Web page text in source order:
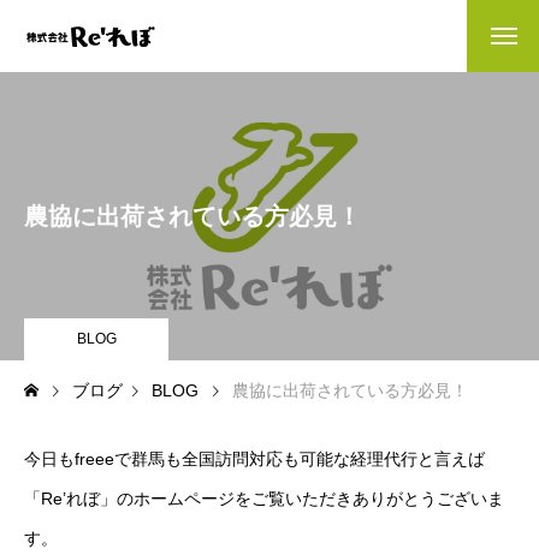
お客様の声
経理人材をお探しの方へ
業務内容 contents
農協に出荷されている方必見！
BLOG
ブログ BLOG 農協に出荷されている方必見！
今日もfreeeで群馬も全国訪問対応も可能な経理代行と言えば
「Re’れぼ」のホームページをご覧いただきありがとうございま
す。